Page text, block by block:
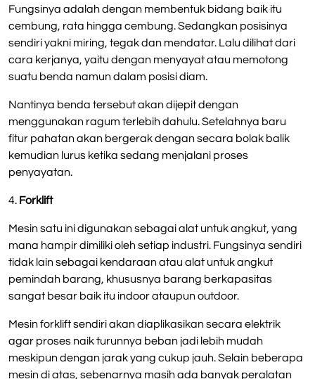
Fungsinya adalah dengan membentuk bidang baik itu
cembung, rata hingga cembung. Sedangkan posisinya
sendiri yakni miring, tegak dan mendatar. Lalu dilihat dari
cara kerjanya, yaitu dengan menyayat atau memotong
suatu benda namun dalam posisi diam.
Nantinya benda tersebut akan dijepit dengan
menggunakan ragum terlebih dahulu. Setelahnya baru
fitur pahatan akan bergerak dengan secara bolak balik
kemudian lurus ketika sedang menjalani proses
penyayatan.
4. Forklift
Mesin satu ini digunakan sebagai alat untuk angkut, yang
mana hampir dimiliki oleh setiap industri. Fungsinya sendiri
tidak lain sebagai kendaraan atau alat untuk angkut
pemindah barang, khususnya barang berkapasitas
sangat besar baik itu indoor ataupun outdoor.
Mesin forklift sendiri akan diaplikasikan secara elektrik
agar proses naik turunnya beban jadi lebih mudah
meskipun dengan jarak yang cukup jauh. Selain beberapa
mesin di atas, sebenarnya masih ada banyak peralatan